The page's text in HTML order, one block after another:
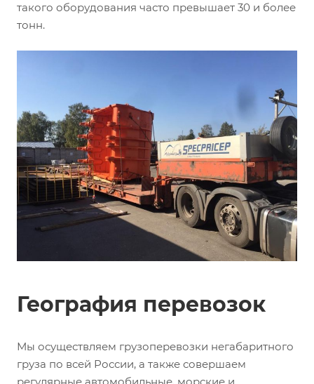
такого оборудования часто превышает 30 и более
тонн.
География перевозок
Мы осуществляем грузоперевозки негабаритного
груза по всей России, а также совершаем